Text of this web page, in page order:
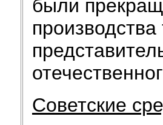
были
Советские